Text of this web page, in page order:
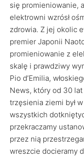
się promieniowanie,
elektrowni wzrósł
zdrowia. Z jej okolic
premier Japonii
promieniowanie z
skalę i prawdziwy
Pio d’Emilia,
News, który od 30
trzęsienia ziemi był
wszystkich
przekraczamy
przez nią
wreszcie docieramy